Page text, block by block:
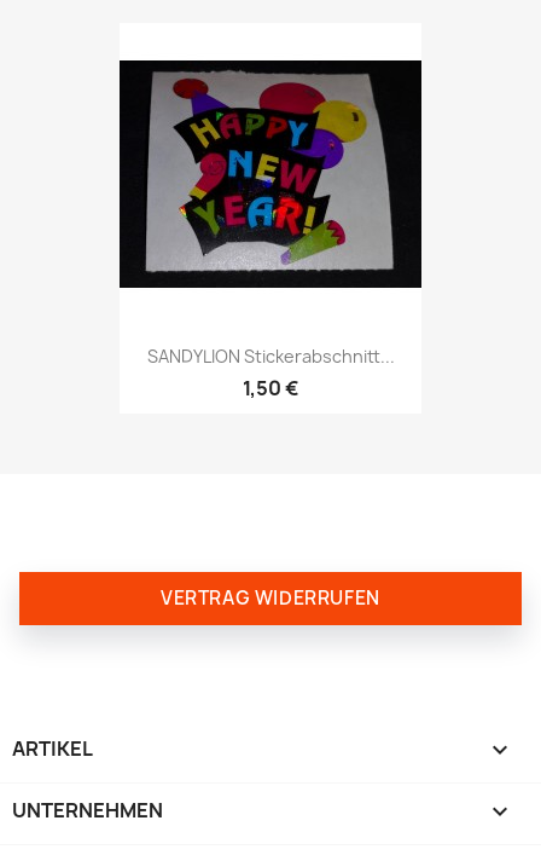
SANDYLION Stickerabschnitt...
1,50 €
VERTRAG WIDERRUFEN
ARTIKEL 
UNTERNEHMEN 